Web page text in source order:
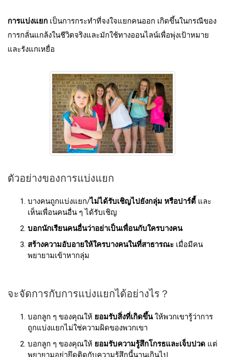
การแบ่งแยก เป็นการกระทําที่จงใจแยกคนออก เกิดขึ้นในกรณีของ
การกลั่นแกล้งในชีวิตจริงและมักใช้ทางออนไลน์เพื่อพุ่งเป้าหมาย
และรังแกเหยื่อ
ตัวอย่างของการแบ่งแยก
บางคนถูกแบ่งแยก/ไม่ได้รับเชิญไปยังกลุ่ม หรือปาร์ตี้ และ
เห็นเพื่อนคนอื่น ๆ ได้รับเชิญ
บอกนักเรียนคนอื่นว่าอย่าเป็นเพื่อนกับใครบางคน
สร้างความอับอายให้ใครบางคนในที่สาธารณะ เมื่อมีคน
พยายามเข้าหากลุ่ม
จะจัดการกับการแบ่งแยกได้อย่างไร？
บอกลูก ๆ ของคุณให้ ยอมรับสิ่งที่เกิดขึ้นให้พวกเขารู้ว่าการ
ถูกแบ่งแยกไม่ใช่ความผิดของพวกเขา
บอกลูก ๆ ของคุณให้ ยอมรับความรู้สึกโกรธและเจ็บปวด แต่
พยายามอย่ายึดติดกับความรู้สึกนี้นานเกินไป